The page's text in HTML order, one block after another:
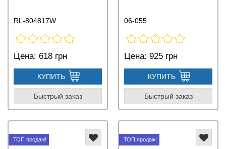
RL-804817W
Цена: 618 грн
КУПИТЬ
Быстрый заказ
06-055
Цена: 925 грн
КУПИТЬ
Быстрый заказ
ТОП продаж! ТОП продаж!